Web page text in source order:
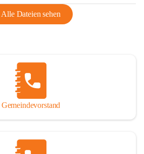
die Bevölkerung dazu gezwungen,
Es kam oft zu nächtlichen
Erst mit dem Anschluss des
bergauf. Dieser Aufschwung endete
Preissteigerung und
Produkten. Daher wurde der
Reich begrüßt. Als der Zweite
die Stimmung um. Es starben
weitere 16 werden vermisst.
Wörterberg zur Gemeinde
Alle Dateien sehen
Gemeindevorstand